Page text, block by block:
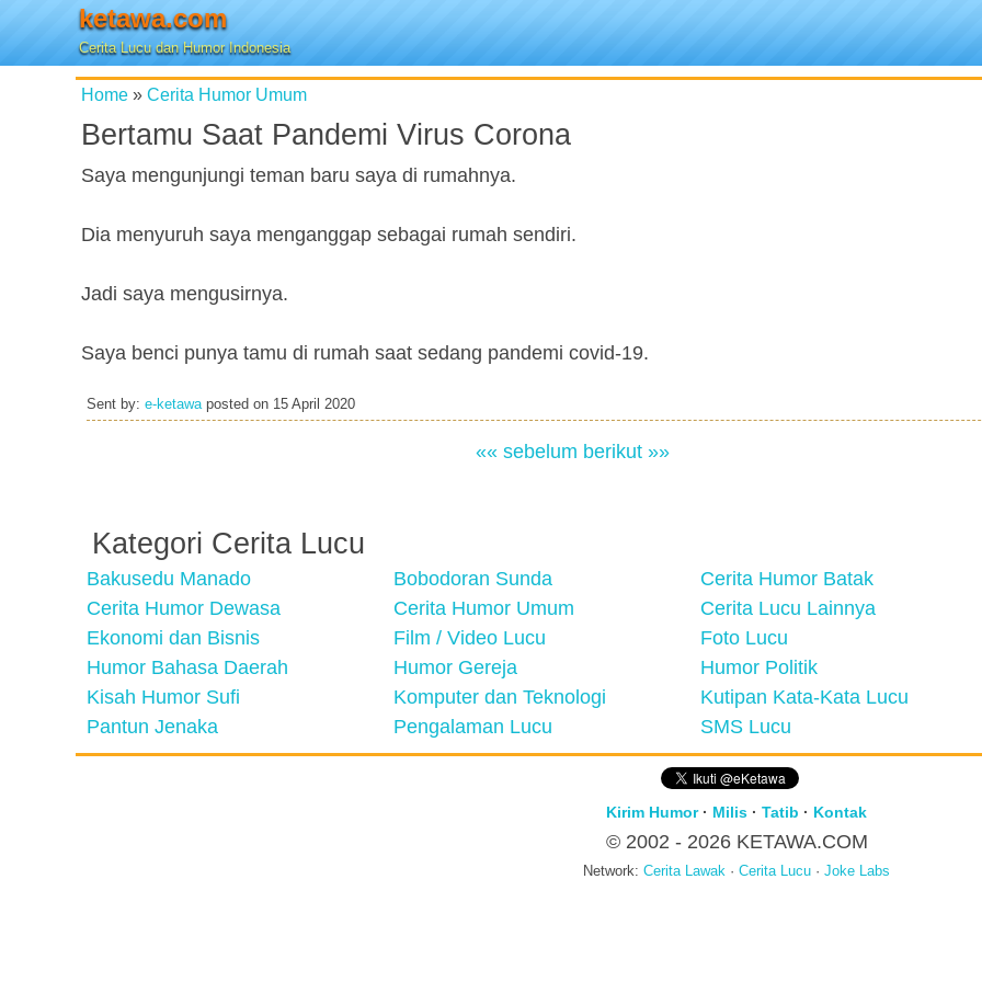
ketawa.com
Cerita Lucu dan Humor Indonesia
Home » Cerita Humor Umum
Bertamu Saat Pandemi Virus Corona
Saya mengunjungi teman baru saya di rumahnya.
Dia menyuruh saya menganggap sebagai rumah sendiri.
Jadi saya mengusirnya.
Saya benci punya tamu di rumah saat sedang pandemi covid-19.
Sent by: e-ketawaposted on 15 April 2020
«« sebelum berikut »»
Kategori Cerita Lucu
Bakusedu Manado Bobodoran Sunda
Cerita Humor Batak
Cerita Humor Dewasa
Cerita Humor Umum
Cerita Lucu Lainnya
Ekonomi dan Bisnis
Film / Video Lucu
Foto Lucu
Humor Bahasa Daerah
Humor Gereja
Humor Politik
Kisah Humor Sufi
Komputer dan Teknologi
Kutipan Kata-Kata Lucu
Pantun Jenaka
Pengalaman Lucu SMS Lucu
Kirim Humor· Milis · Tatib · Kontak
© 2002 - 2026 KETAWA.COM
Network: Cerita Lawak · Cerita Lucu · Joke Labs